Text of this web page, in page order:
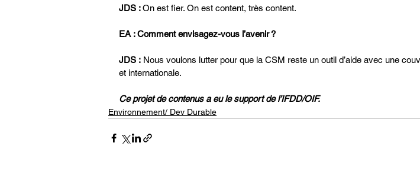
JDS : On est fier. On est content, très content.
EA : Comment envisagez-vous l’avenir ?
JDS : Nous voulons lutter pour que la CSM reste un outil d’aide avec une
et internationale.
Ce projet de contenus a eu le support de l’IFDD/OIF.
Environnement/ Dev Durable